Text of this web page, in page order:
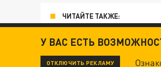
ЧИТАЙТЕ ТАКЖЕ:
ТЕХНОФАШИСТЫ XXI ВЕКА
У ВАС ЕСТЬ
ОТКЛЮЧИТЬ РЕКЛАМУ